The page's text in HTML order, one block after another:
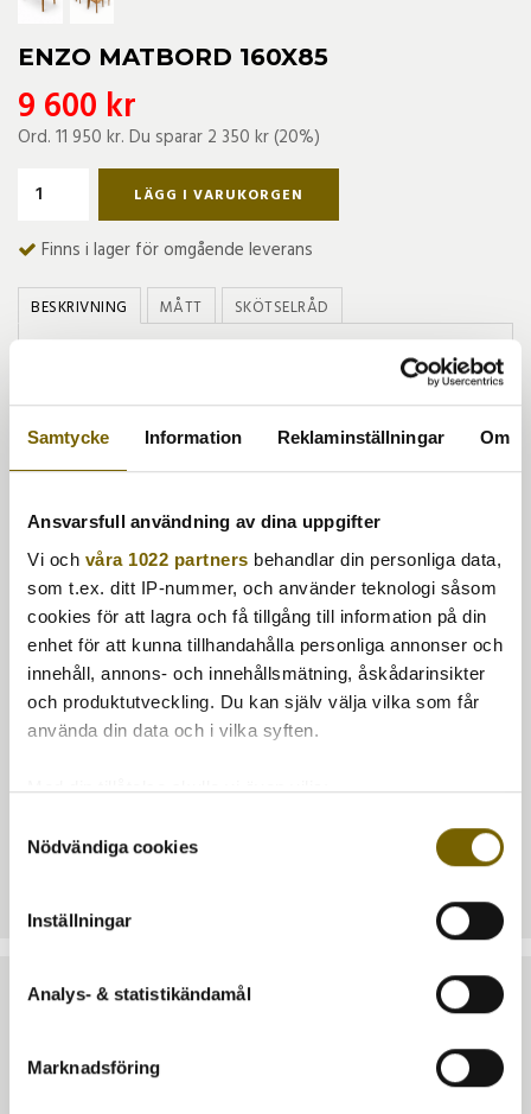
Samtycke Information Reklaminställningar Om
Ansvarsfull användning av dina uppgifter
Vi och våra 1022 partners behandlar din personliga data,
som t.ex. ditt IP-nummer, och använder teknologi såsom
cookies för att lagra och få tillgång till information på din
enhet för att kunna tillhandahålla personliga annonser och
innehåll, annons- och innehållsmätning, åskådarinsikter
och produktutveckling. Du kan själv välja vilka som får
använda din data och i vilka syften.
Med din tillåtelse skulle vi även vilja:
som kan ha en noggrannhet på upp till flera meter
Ta reda på mer om hur dina personliga uppgifter
Du kan ändra eller dra tillbaka ditt samtycke när som
Vi använder enhetsidentifierare för att anpassa innehållet
Nödvändiga cookies
Inställningar
Analys- & statistikändamål
Marknadsföring
ENZO MATBORD 160X85
9 600 kr
Ord. 11 950 kr. Du sparar 2 350 kr(20%)
LÄGG I VARUKORGEN
Finns i lager för omgående leverans
BESKRIVNING MÅTT SKÖTSELRÅD
Detta bord är tillverkat i odlad teak från Indonesien.
Teakär ett fantastiskt material, med rätt skötsel och
underhåll håller teaken i många år. Om du sköter teaken rätt
kommer den åldras och bli vackrare för varje år som går. Alla
obehandlad innebär att ingen olja tillförts trät. Teaken i sig
är så naturligt fet att den inte behöver någon olja. Om
teakmöbeln står under bar himmel och utan skydd kommer
den snart bli vackert silvergrå. Alla våra teakmöbler kommer
från certifierade teakplantager som kontrolleras av den
indonesiska staten, allt enligt den svenska
timmerförordningen.
Artikelnr:ENZ-B160
PRENUMERERA